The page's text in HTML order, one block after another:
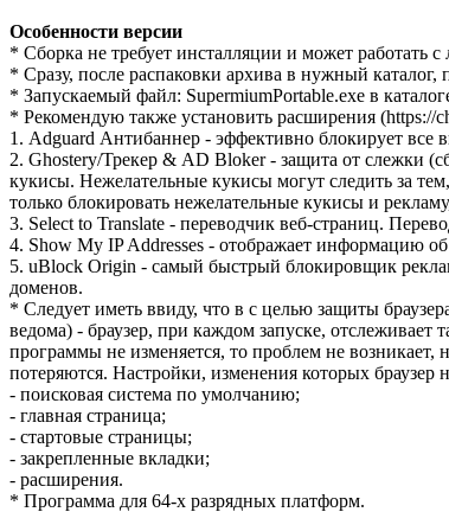
Особенности версии
* Cборка не требует инсталляции и может работать
* Сразу, после распаковки архива в нужный каталог,
* Запускаемый файл: SupermiumPortable.exe в
* Рекомендую также установить расширения (https://
1. Adguard Антибаннер - эффективно блокирует все
2. Ghostery/Трекер & AD Bloker - защита от слежки
кукисы. Нежелательные кукисы могут следить за
только блокировать нежелательные кукисы и
3. Select to Translate - переводчик веб-страниц.
4. Show My IP Addresses - отображает информацию
5. uBlock Origin - самый быстрый блокировщик
доменов.
* Следует иметь ввиду, что в с целью защиты
ведома) - браузер, при каждом запуске,
программы не изменяется, то проблем не
потеряются. Настройки, изменения которых браузер
- поисковая система по умолчанию;
- главная страница;
- стартовые страницы;
- закрепленные вкладки;
- расширения.
* Программа для 64-х разрядных платформ.